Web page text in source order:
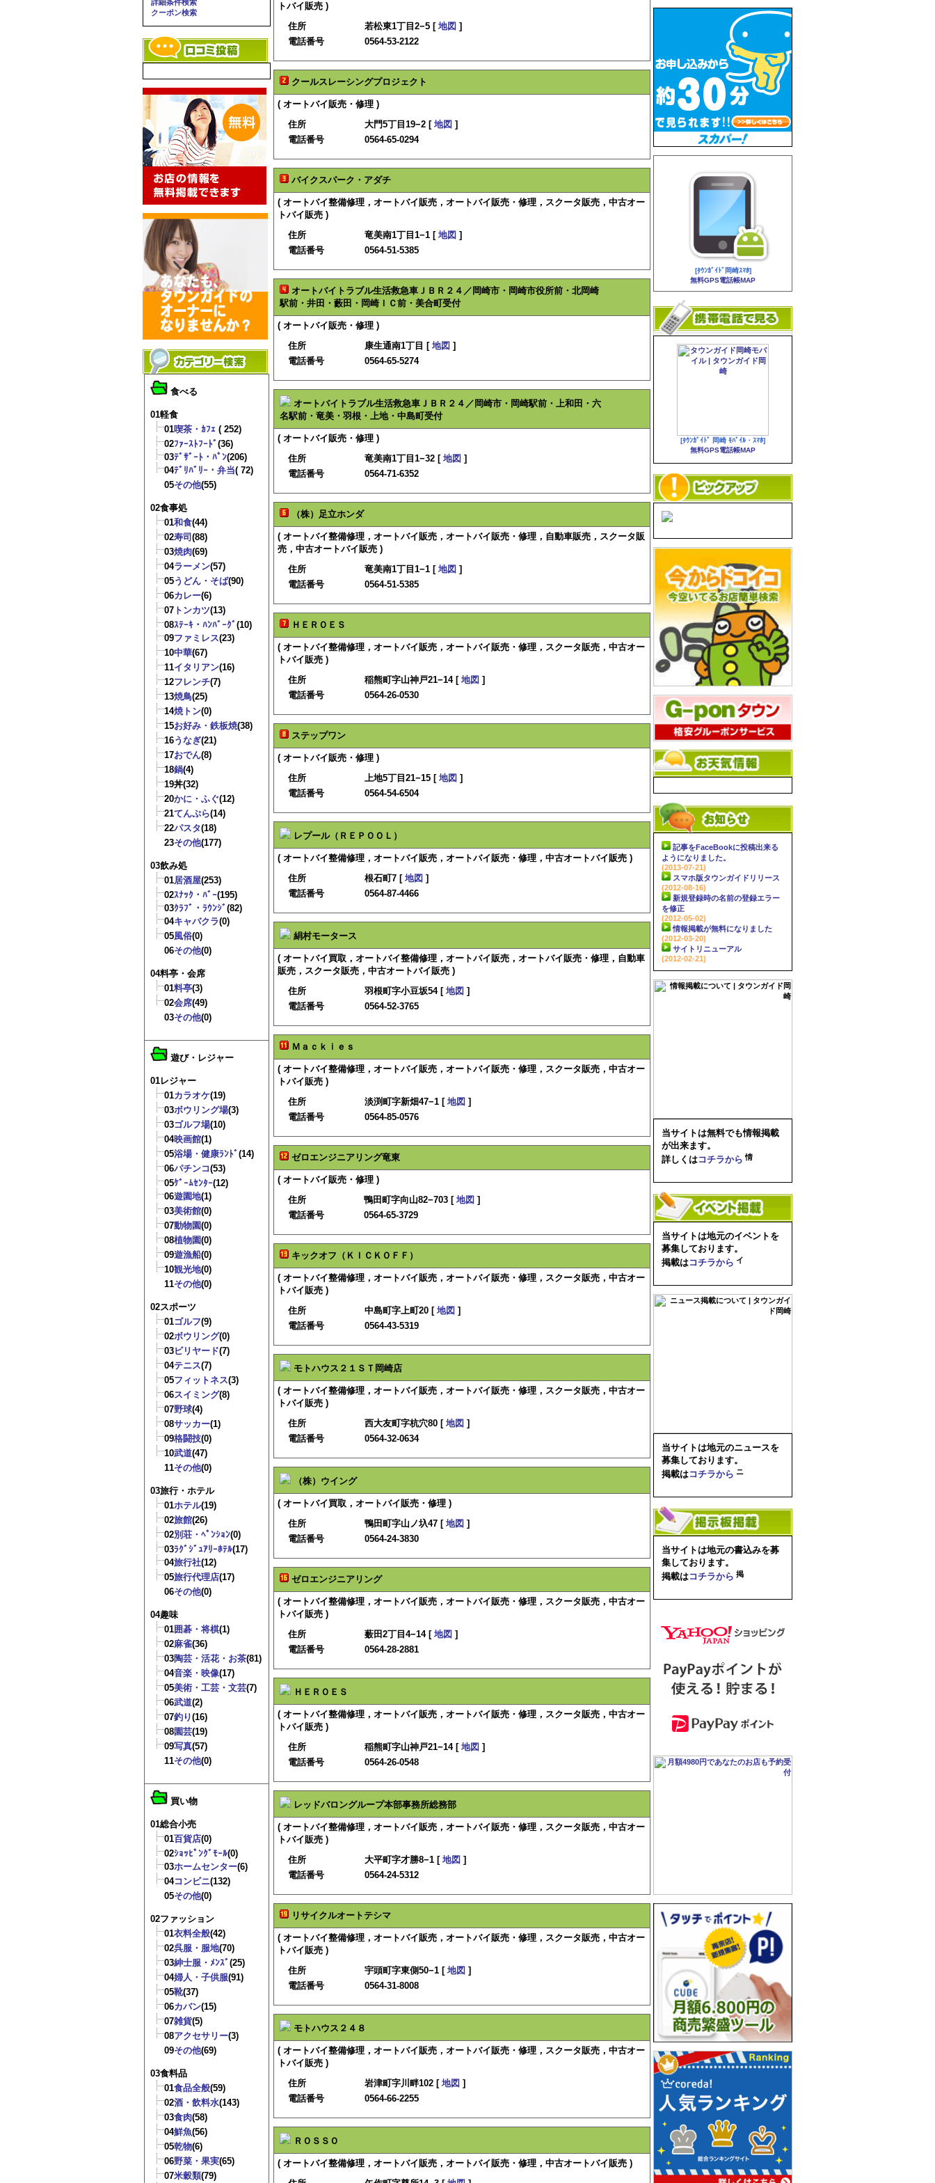
詳細条件検索
クーポン検索
食べる
01軽食
01喫茶・ｶﾌｪ ( 252)
02ﾌｧｰｽﾄﾌｰﾄﾞ(36)
03ﾃﾞｻﾞｰﾄ・ﾊﾟﾝ(206)
04ﾃﾞﾘﾊﾞﾘｰ・弁当( 72)
05その他(55)
02食事処
01和食(44)
02寿司(88)
03焼肉(69)
04ラーメン(57)
05うどん・そば(90)
06カレー(6)
07 トンカツ(13)
08ｽﾃｰｷ・ﾊﾝﾊﾞｰｸﾞ(10)
09ファミレス(23)
10中華(67)
11イタリアン(16)
12フレンチ(7)
13焼鳥(25)
14焼トン(0)
15お好み・鉄板焼(38)
16うなぎ(21)
17おでん(8)
18鍋(4)
19丼(32)
20かに・ふぐ(12)
21てんぷら(14)
22パスタ(18)
23その他(177)
03飲み処
01居酒屋(253)
02ｽﾅｯｸ・ﾊﾞｰ(195)
03ｸﾗﾌﾞ・ﾗｳﾝｼﾞ(82)
04キャバクラ(0)
05風俗(0)
06その他(0)
04料亭・会席
01料亭(3)
02会席(49)
03その他(0)
遊び・レジャー
01レジャー
01カラオケ(19)
03ボウリング場(3)
03ゴルフ場(10)
04映画館(1)
05浴場・健康ﾗﾝﾄﾞ(14)
06パチンコ(53)
05ｹﾞｰﾑｾﾝﾀｰ(12)
06遊園地(1)
03美術館(0)
07動物園(0)
08植物園(0)
09遊漁船(0)
10観光地(0)
11その他(0)
02スポーツ
01ゴルフ(9)
02ボウリング(0)
03ビリヤード(7)
04テニス(7)
05フィットネス(3)
06スイミング(8)
07野球(4)
08サッカー(1)
09格闘技(0)
10武道(47)
11その他(0)
03旅行・ホテル
01ホテル(19)
02旅館(26)
02別荘・ﾍﾟﾝｼｮﾝ(0)
03ﾗｸﾞｼﾞｭｱﾘｰﾎﾃﾙ(17)
04旅行社(12)
05旅行代理店(17)
06その他(0)
04趣味
01囲碁・将棋(1)
02麻雀(36)
03陶芸・活花・お茶(81)
04音楽・映像(17)
05美術・工芸・文芸(7)
06武道(2)
07釣り(16)
08園芸(19)
09写真(57)
11その他(0)
買い物
01総合小売
01百貨店(0)
02ｼｮｯﾋﾟﾝｸﾞﾓｰﾙ(0)
03ホームセンター(6)
04コンビニ(132)
05その他(0)
02ファッション
01衣料全般(42)
02呉服・服地(70)
03紳士服・ﾒﾝｽﾞ(25)
04婦人・子供服(91)
05靴(37)
06カバン(15)
07雑貨(5)
08アクセサリー(3)
09その他(69)
03食料品
01食品全般(59)
02酒・飲料水(143)
03食肉(58)
04鮮魚(56)
05乾物(6)
06野菜・果実(65)
07米穀類(79)
[ﾀｳﾝｶﾞｲﾄﾞ岡崎ｽﾏﾎ]
無料GPS電話帳MAP
[ﾀｳﾝｶﾞｲﾄﾞ 岡崎 ﾓﾊﾞｲﾙ・ｽﾏﾎ]
無料GPS電話帳MAP
記事をFaceBookに投稿出来る
ようになりました。
(2013-07-21)
スマホ版タウンガイドリリース
(2012-08-16)
新規登録時の名前の登録エラー
を修正
(2012-05-02)
情報掲載が無料になりました
(2012-03-20)
サイトリニューアル
(2012-02-21)
当サイトは無料でも情報掲載
が出来ます。
詳しくはコチラから
当サイトは地元のイベントを
募集しております。
掲載はコチラから
当サイトは地元のニュースを
募集しております。
掲載はコチラから
当サイトは地元の書込みを募
集しております。
掲載はコチラから
トバイ販売 )
住所
若松東1丁目2−5 [ 地図 ]
電話番号
0564-53-2122
クールスレーシングプロジェクト
( オートバイ販売・修理 )
住所
大門5丁目19−2 [ 地図 ]
電話番号
0564-65-0294
バイクスパーク・アダチ
( オートバイ整備修理，オートバイ販売，オートバイ販売・修理，スクータ販売，中古オー
トバイ販売 )
住所
竜美南1丁目1−1 [ 地図 ]
電話番号
0564-51-5385
オートバイトラブル生活救急車ＪＢＲ２４／岡崎市・岡崎市役所前・北岡崎
駅前・井田・藪田・岡崎ＩＣ前・美合町受付
( オートバイ販売・修理 )
住所
康生通南1丁目 [ 地図 ]
電話番号
0564-65-5274
オートバイトラブル生活救急車ＪＢＲ２４／岡崎市・岡崎駅前・上和田・六
名駅前・竜美・羽根・上地・中島町受付
( オートバイ販売・修理 )
住所
竜美南1丁目1−32 [ 地図 ]
電話番号
0564-71-6352
（株）足立ホンダ
( オートバイ整備修理，オートバイ販売，オートバイ販売・修理，自動車販売，スクータ販
売，中古オートバイ販売 )
住所
竜美南1丁目1−1 [ 地図 ]
電話番号
0564-51-5385
ＨＥＲＯＥＳ
( オートバイ整備修理，オートバイ販売，オートバイ販売・修理，スクータ販売，中古オー
トバイ販売 )
住所
稲熊町字山神戸21−14 [ 地図 ]
電話番号
0564-26-0530
ステップワン
( オートバイ販売・修理 )
住所
上地5丁目21−15 [ 地図 ]
電話番号
0564-54-6504
レプール（ＲＥＰＯＯＬ）
( オートバイ整備修理，オートバイ販売，オートバイ販売・修理，中古オートバイ販売 )
住所
根石町7 [ 地図 ]
電話番号
0564-87-4466
絹村モータース
( オートバイ買取，オートバイ整備修理，オートバイ販売，オートバイ販売・修理，自動車
販売，スクータ販売，中古オートバイ販売 )
住所
羽根町字小豆坂54 [ 地図 ]
電話番号
0564-52-3765
Ｍａｃｋｉｅｓ
( オートバイ整備修理，オートバイ販売，オートバイ販売・修理，スクータ販売，中古オー
トバイ販売 )
住所
淡渕町字新畑47−1 [ 地図 ]
電話番号
0564-85-0576
ゼロエンジニアリング竜東
( オートバイ販売・修理 )
住所
鴨田町字向山82−703 [ 地図 ]
電話番号
0564-65-3729
キックオフ（ＫＩＣＫＯＦＦ）
( オートバイ整備修理，オートバイ販売，オートバイ販売・修理，スクータ販売，中古オー
トバイ販売 )
住所
中島町字上町20 [ 地図 ]
電話番号
0564-43-5319
モトハウス２１ＳＴ岡崎店
( オートバイ整備修理，オートバイ販売，オートバイ販売・修理，スクータ販売，中古オー
トバイ販売 )
住所
西大友町字杭穴80 [ 地図 ]
電話番号
0564-32-0634
（株）ウイング
( オートバイ買取，オートバイ販売・修理 )
住所
鴨田町字山ノ圦47 [ 地図 ]
電話番号
0564-24-3830
ゼロエンジニアリング
( オートバイ整備修理，オートバイ販売，オートバイ販売・修理，スクータ販売，中古オー
トバイ販売 )
住所
薮田2丁目4−14 [ 地図 ]
電話番号
0564-28-2881
ＨＥＲＯＥＳ
( オートバイ整備修理，オートバイ販売，オートバイ販売・修理，スクータ販売，中古オー
トバイ販売 )
住所
稲熊町字山神戸21−14 [ 地図 ]
電話番号
0564-26-0548
レッドバロングループ本部事務所総務部
( オートバイ整備修理，オートバイ販売，オートバイ販売・修理，スクータ販売，中古オー
トバイ販売 )
住所
大平町字才勝8−1 [ 地図 ]
電話番号
0564-24-5312
リサイクルオートテシマ
( オートバイ整備修理，オートバイ販売，オートバイ販売・修理，スクータ販売，中古オー
トバイ販売 )
住所
宇頭町字東側50−1 [ 地図 ]
電話番号
0564-31-8008
モトハウス２４８
( オートバイ整備修理，オートバイ販売，オートバイ販売・修理，スクータ販売，中古オー
トバイ販売 )
住所
岩津町字川畔102 [ 地図 ]
電話番号
0564-66-2255
ＲＯＳＳＯ
( オートバイ整備修理，オートバイ販売，オートバイ販売・修理，中古オートバイ販売 )